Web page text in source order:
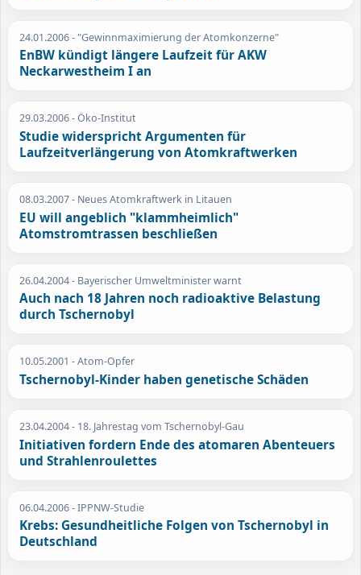
24.01.2006- "Gewinnmaximierung der Atomkonzerne"
EnBW kündigt längere Laufzeit für AKW
Neckarwestheim I an
29.03.2006- Öko-Institut
Studie widerspricht Argumenten für
Laufzeitverlängerung von Atomkraftwerken
08.03.2007- Neues Atomkraftwerk in Litauen
EU will angeblich "klammheimlich"
Atomstromtrassen beschließen
26.04.2004- Bayerischer Umweltminister warnt
Auch nach 18 Jahren noch radioaktive Belastung
durch Tschernobyl
10.05.2001 - Atom-Opfer
Tschernobyl-Kinder haben genetische Schäden
23.04.2004- 18. Jahrestag vom Tschernobyl-Gau
Initiativen fordern Ende des atomaren Abenteuers
und Strahlenroulettes
06.04.2006- IPPNW-Studie
Krebs: Gesundheitliche Folgen von Tschernobyl in
Deutschland